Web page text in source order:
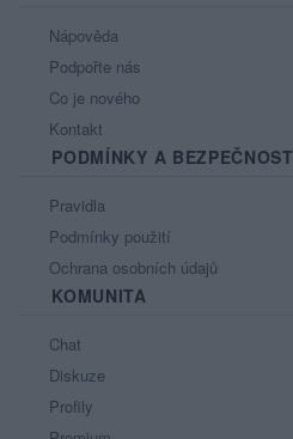
Nápověda
Podpořte nás
Co je nového
Kontakt
PODMÍNKY A BEZPEČNOST
Pravidla
Podmínky použití
Ochrana osobních údajů
KOMUNITA
Chat
Diskuze
Profily